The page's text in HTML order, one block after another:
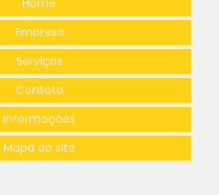
Home
Empresa
Serviços
Contato
Informações
Mapa do site